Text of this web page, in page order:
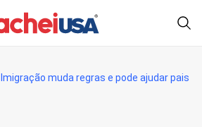
Imigração muda regras e pode ajudar pais